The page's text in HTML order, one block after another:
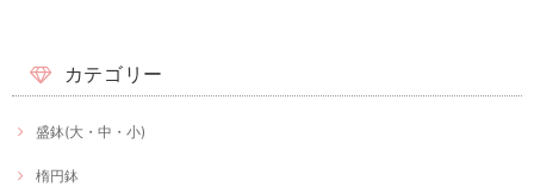
カテゴリー
盛鉢(大・中・小)
楕円鉢